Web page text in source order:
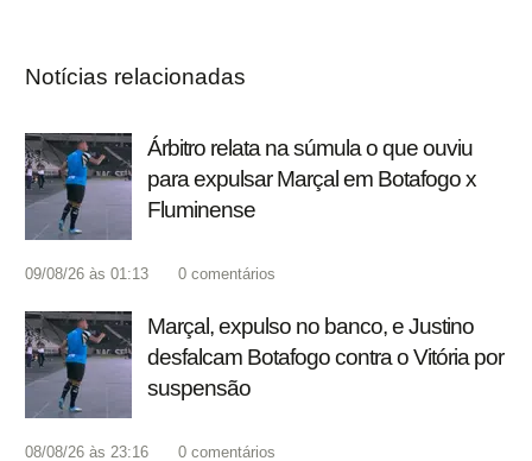
Notícias relacionadas
Árbitro relata na súmula o que ouviu
para expulsar Marçal em Botafogo x
Fluminense
09/08/26 às 01:13 0 comentários
Marçal, expulso no banco, e Justino
desfalcam Botafogo contra o Vitória por
suspensão
08/08/26 às 23:16 0 comentários